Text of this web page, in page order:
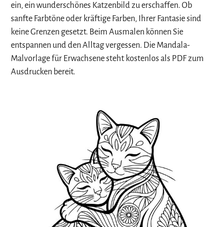
ein, ein wunderschönes Katzenbild zu erschaffen. Ob
sanfte Farbtöne oder kräftige Farben, Ihrer Fantasie sind
keine Grenzen gesetzt. Beim Ausmalen können Sie
entspannen und den Alltag vergessen. Die Mandala-
Malvorlage für Erwachsene steht kostenlos als PDF zum
Ausdrucken bereit.